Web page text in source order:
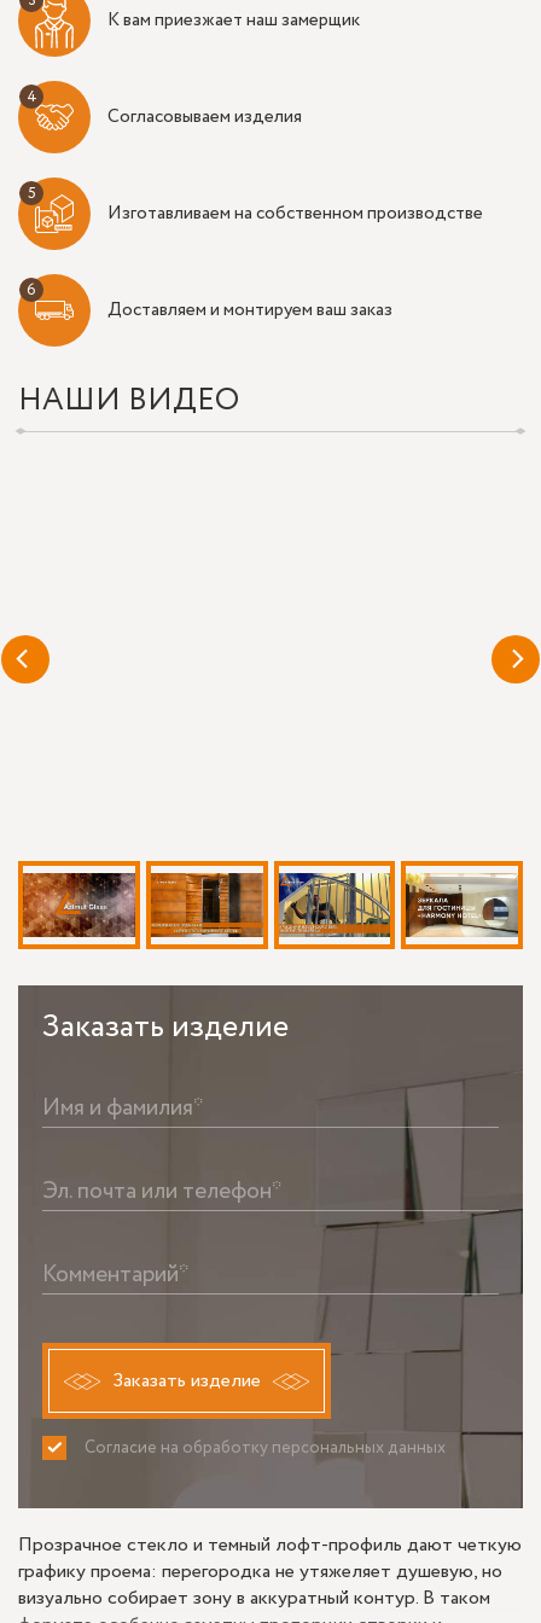
К вам приезжает наш замерщик
Согласовываем изделия
Изготавливаем на собственном производстве
Доставляем и монтируем ваш заказ
НАШИ ВИДЕО
Заказать изделие
Имя и фамилия*
Эл. почта или телефон*
Комментарий*
Заказать изделие
Согласие на обработку персональных данных
ПРИНИМАЮ НЕ ПРИНИМАЮ
Прозрачное стекло и темный лофт-профиль дают четкую
графику проема: перегородка не утяжеляет душевую, но
визуально собирает зону в аккуратный контур. В таком